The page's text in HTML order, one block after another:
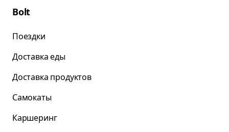
Bolt
Поездки
Доставка еды
Доставка продуктов
Самокаты
Каршеринг